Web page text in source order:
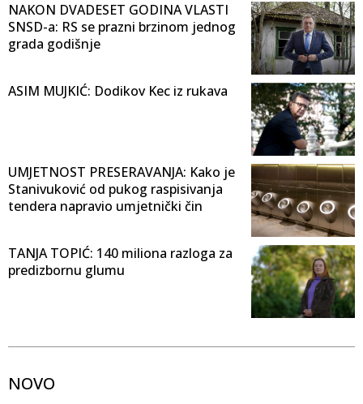
NAKON DVADESET GODINA VLASTI
SNSD-a: RS se prazni brzinom jednog
grada godišnje
ASIM MUJKIĆ: Dodikov Kec iz rukava
UMJETNOST PRESERAVANJA: Kako je
Stanivuković od pukog raspisivanja
tendera napravio umjetnički čin
TANJA TOPIĆ: 140 miliona razloga za
predizbornu glumu
NOVO